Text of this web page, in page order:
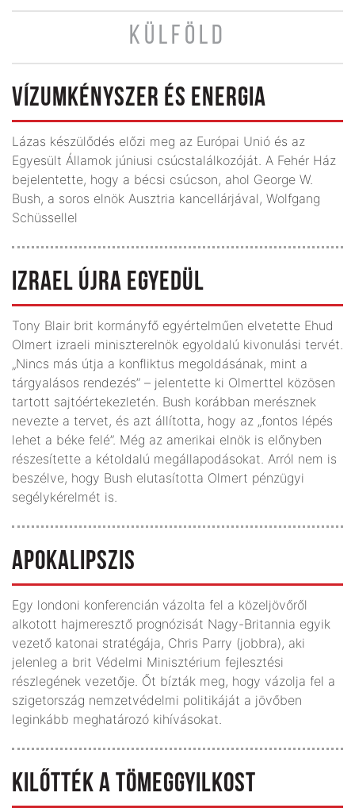
KÜLFÖLD
VÍZUMKÉNYSZER ÉS ENERGIA
Lázas készülődés előzi meg az Európai Unió és az
Egyesült Államok júniusi csúcstalálkozóját. A Fehér Ház
bejelentette, hogy a bécsi csúcson, ahol George W.
Bush, a soros elnök Ausztria kancellárjával, Wolfgang
Schüssellel
IZRAEL ÚJRA EGYEDÜL
Tony Blair brit kormányfő egyértelműen elvetette Ehud
Olmert izraeli miniszterelnök egyoldalú kivonulási tervét.
„Nincs más útja a konfliktus megoldásának, mint a
tárgyalásos rendezés” – jelentette ki Olmerttel közösen
tartott sajtóértekezletén. Bush korábban merésznek
nevezte a tervet, és azt állította, hogy az „fontos lépés
lehet a béke felé”. Még az amerikai elnök is előnyben
részesítette a kétoldalú megállapodásokat. Arról nem is
beszélve, hogy Bush elutasította Olmert pénzügyi
segélykérelmét is.
APOKALIPSZIS
Egy londoni konferencián vázolta fel a közeljövőről
alkotott hajmeresztő prognózisát Nagy-Britannia egyik
vezető katonai stratégája, Chris Parry (jobbra), aki
jelenleg a brit Védelmi Minisztérium fejlesztési
részlegének vezetője. Őt bízták meg, hogy vázolja fel a
szigetország nemzetvédelmi politikáját a jövőben
leginkább meghatározó kihívásokat.
KILŐTTÉK A TÖMEGGYILKOST